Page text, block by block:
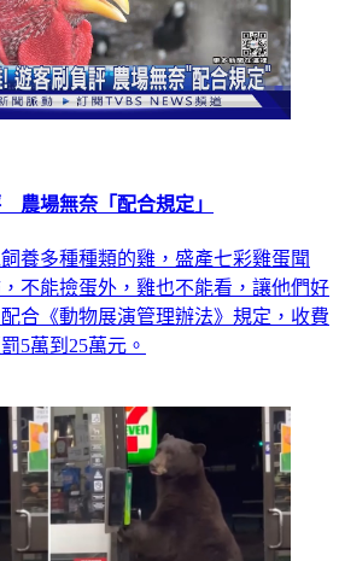
農場無奈「配合規定」
養多種種類的雞，盛產七彩雞蛋聞
不能撿蛋外，雞也不能看，讓他們好
合《動物展演管理辦法》規定，收費
5萬到25萬元。